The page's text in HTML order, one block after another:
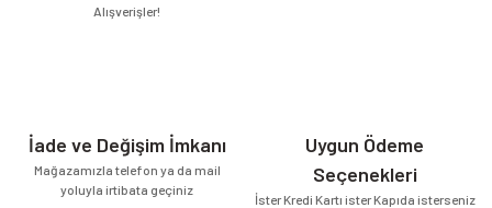
Alışverişler!
İade ve Değişim İmkanı
Mağazamızla telefon ya da mail
yoluyla irtibata geçiniz
Uygun Ödeme
Seçenekleri
İster Kredi Kartı ister Kapıda isterseniz